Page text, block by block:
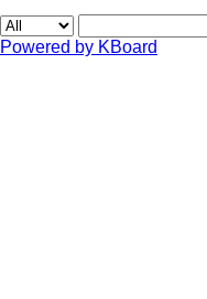
Powered by KBoard